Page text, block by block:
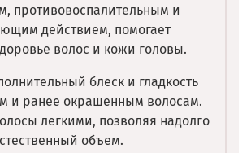
противовоспалительным и
действием, помогает
волос и кожи головы.
блеск и гладкость
и ранее окрашенным волосам.
легкими, позволяя надолго
объем.